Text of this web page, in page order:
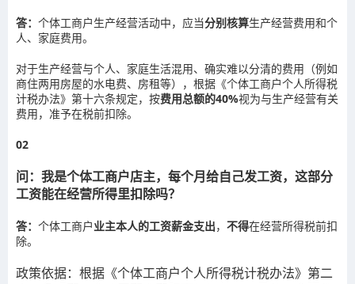
答： 个体工商户生产经营活动中，应当分别核算生产经营费用和个
人、家庭费用。
对于生产经营与个人、家庭生活混用、确实难以分清的费用（例如
商住两用房屋的水电费、房租等），根据《个体工商户个人所得税
计税办法》第十六条规定，按费用总额的40%视为与生产经营有关
费用，准予在税前扣除。
02
问：我是个体工商户店主，每个月给自己发工资，这部分
工资能在经营所得里扣除吗？
答： 个体工商户业主本人的工资薪金支出， 不得在经营所得税前扣
除。
政策依据： 根据《个体工商户个人所得税计税办法》第二